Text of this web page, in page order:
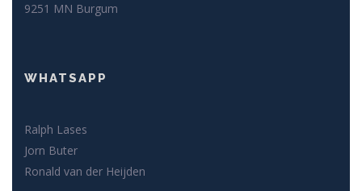
9251 MN Burgum
WHATSAPP
Ralph Lases
Jorn Buter
Ronald van der Heijden